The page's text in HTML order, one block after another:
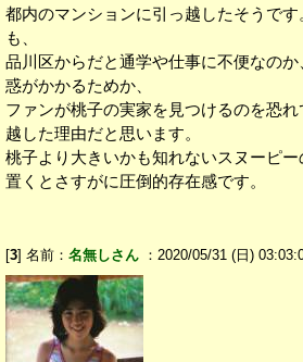
都内のマンションに引っ越したそうで
も、
品川区からだと通学や仕事に不便なの
惑がかかるためか、
ファンが桃子の実家を見つけるのを恐
越した理由だと思います。
桃子より大きいかも知れないスヌーピ
置くとさすがに圧倒的存在感です。
[3] 名前： 名無しさん ：2020/05/31 (日)